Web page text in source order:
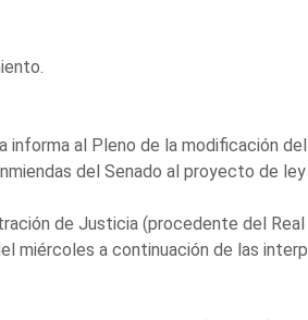
informa al Pleno de la modificación
del Senado al proyecto de
de Justicia (procedente del
miércoles a continuación de las